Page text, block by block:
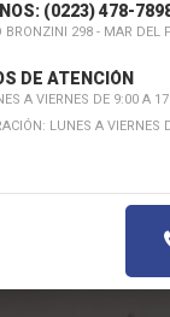
(0223) 478-
BRONZINI 298 - MAR DEL
DE ATENCIÓN
A VIERNES DE 9:00 A
LUNES A VIERNES